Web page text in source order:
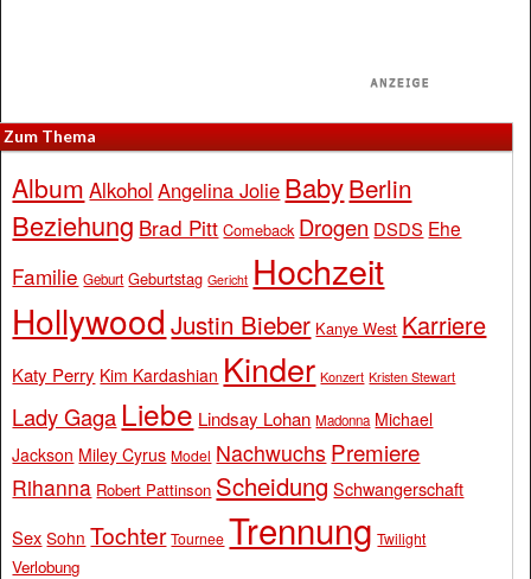
Zum Thema
Album Alkohol Angelina Jolie BabyBerlin
Beziehung Brad Pitt Comeback Drogen DSDS Ehe
Familie Geburt Geburtstag Gericht Hochzeit
Hollywood Justin Bieber Kanye West Karriere
Katy Perry Kim Kardashian Kinder Konzert Kristen Stewart
Lady Gaga Liebe Lindsay Lohan Madonna Michael
Jackson Miley Cyrus Model Nachwuchs Premiere
Rihanna Robert Pattinson Scheidung Schwangerschaft
Sex Sohn Tochter Tournee Trennung Twilight
Verlobung